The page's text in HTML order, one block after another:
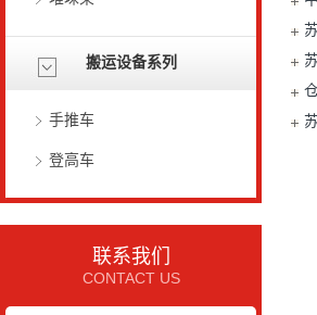
搬运设备系列
手推车
登高车
联系我们
CONTACT US